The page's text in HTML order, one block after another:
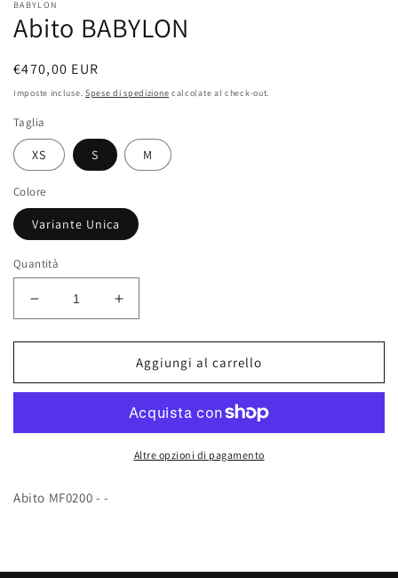
finestra
modale
BABYLON
Abito BABYLON
Prezzo
di
€470,00 EUR
Imposte incluse. Spese di spedizione calcolate al check-out.
Taglia
XS S M
Colore
Variante Unica
Quantità
Diminuisci
quantità
per
BABYLON
Aumenta
quantità
per
Abito
BABYLON
Aggiungi al carrello
Altre opzioni di pagamento
Abito MF0200 - -